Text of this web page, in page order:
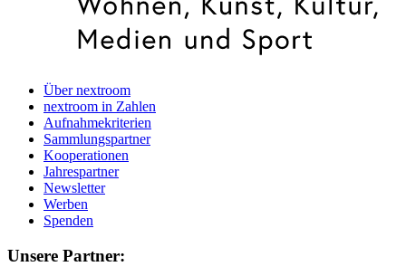
Über nextroom
nextroom in Zahlen
Aufnahmekriterien
Sammlungspartner
Kooperationen
Jahrespartner
Newsletter
Werben
Spenden
Unsere Partner: